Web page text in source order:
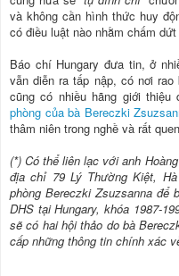
và không cần hình thức huy
có điều luật nào nhằm chấm
Báo chí Hungary đưa tin, ở
vẫn diễn ra tấp nập, có nơi
cũng có nhiều hãng giới
phòng của bà Bereczki
thâm niên trong nghề và rất
(*) Có thể liên lạc với anh
địa chỉ 79 Lý Thường Kiệt,
phòng Bereczki Zsuzsanna để
DHS tại Hungary, khóa 1987-
sẽ có hai hội thảo do bà
cấp những thông tin chính xác